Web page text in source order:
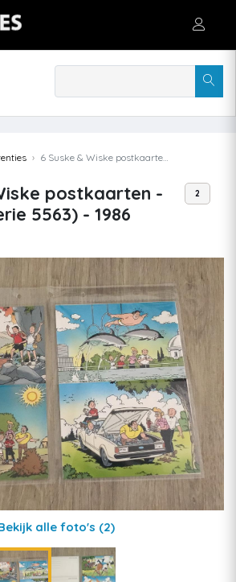
6 Suske & Wiske postkaarten - De Stulp (serie 5563) - 1986
postkaarten -
5563) - 1986
2
alle foto's (2)